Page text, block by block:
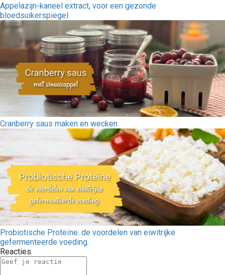
Appelazijn-kaneel extract, voor een gezonde
bloedsuikerspiegel
Cranberry saus maken en wecken
Probiotische Proteïne: de voordelen van eiwitrijke
gefermenteerde voeding.
Reacties